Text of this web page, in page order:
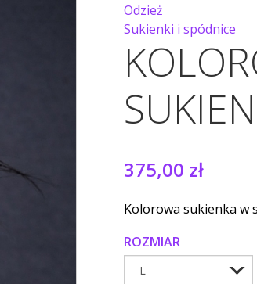
Odzież
Sukienki i spódnice
375,00 zł
Kolorowa sukienka w
ROZMIAR